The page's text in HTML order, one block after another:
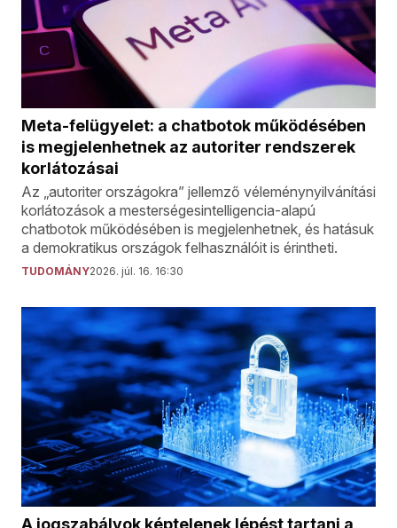
Meta-felügyelet: a chatbotok működésében
is megjelenhetnek az autoriter rendszerek
korlátozásai
Az „autoriter országokra” jellemző véleménynyilvánítási
korlátozások a mesterségesintelligencia-alapú
chatbotok működésében is megjelenhetnek, és hatásuk
a demokratikus országok felhasználóit is érintheti.
TUDOMÁNY2026. júl. 16. 16:30
A jogszabályok képtelenek lépést tartani a